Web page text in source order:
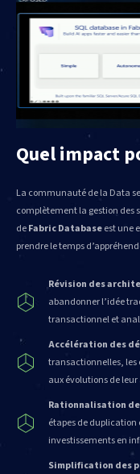
Quel impact
La communauté de la Data
complètement la gestion des
deFabric Databaseest une
prendre le temps
Révision des
abandonner l’idée
transactionnel et
Accélération des
transactionnelles, les
aux évolutions de
Rationnalisation
étapes de duplication
investissements en
Simplification des